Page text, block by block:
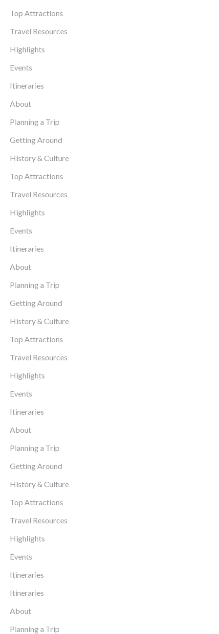
Top Attractions
Travel Resources
Highlights
Events
Itineraries
About
Planning a Trip
Getting Around
History & Culture
Top Attractions
Travel Resources
Highlights
Events
Itineraries
About
Planning a Trip
Getting Around
History & Culture
Top Attractions
Travel Resources
Highlights
Events
Itineraries
About
Planning a Trip
Getting Around
History & Culture
Top Attractions
Travel Resources
Highlights
Events
Itineraries
Itineraries
About
Planning a Trip